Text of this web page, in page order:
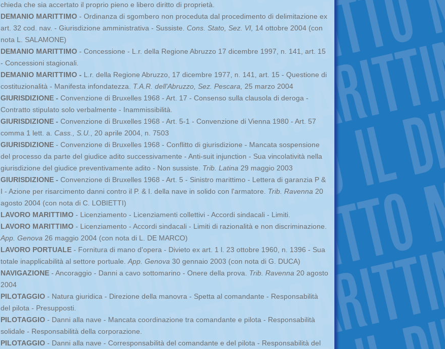
chieda che sia accertato il proprio pieno e libero diritto di proprietà.
DEMANIO MARITTIMO - Ordinanza di sgombero non proceduta dal procedimento di delimitazione ex
art. 32 cod. nav. - Giurisdizione amministrativa - Sussiste. Cons. Stato, Sez. VI, 14 ottobre 2004 (con
nota L. SALAMONE)
DEMANIO MARITTIMO - Concessione - L.r. della Regione Abruzzo 17 dicembre 1997, n. 141, art. 15
- Concessioni stagionali.
DEMANIO MARITTIMO - L.r. della Regione Abruzzo, 17 dicembre 1977, n. 141, art. 15 - Questione di
costituzionalità - Manifesta infondatezza. T.A.R. dell'Abruzzo, Sez. Pescara,
25 marzo 2004
GIURISDIZIONE - Convenzione di Bruxelles 1968 - Art. 17 - Consenso sulla clausola di deroga -
Contratto stipulato solo verbalmente - Inammissibilità.
GIURISDIZIONE - Convenzione di Bruxelles 1968 - Art. 5-1 - Convenzione di Vienna 1980 - Art. 57
comma 1 lett. a. Cass., S.U.
, 20 aprile 2004, n. 7503
GIURISDIZIONE - Convenzione di Bruxelles 1968 - Conflitto di giurisdizione - Mancata sospensione
del processo da parte del giudice adito successivamente - Anti-suit injunction - Sua vincolatività nella
giurisdizione del giudice preventivamente adito - Non sussiste. Trib. Latina 29 maggio 2003
GIURISDIZIONE - Convenzione di Bruxelles 1968 - Art. 5 - Sinistro marittimo - Lettera di garanzia P &
I - Azione per risarcimento danni contro il P. & I. della nave in solido con l'armatore. Trib. Ravenna 20
agosto 2004 (con nota di C. LOBIETTI)
LAVORO MARITTIMO - Licenziamento - Licenziamenti collettivi - Accordi sindacali - Limiti.
LAVORO MARITTIMO - Licenziamento - Accordi sindacali - Limiti di razionalità e non discriminazione.
App. Genova 26 maggio 2004 (con nota di L. DE MARCO)
LAVORO PORTUALE - Fornitura di mano d'opera - Divieto ex art. 1 l. 23 ottobre 1960, n. 1396 - Sua
totale inapplicabilità al settore portuale. App. Genova 30 gennaio 2003 (con nota di G. DUCA)
NAVIGAZIONE - Ancoraggio - Danni a cavo sottomarino - Onere della prova. Trib. Ravenna 20 agosto
2004
PILOTAGGIO - Natura giuridica - Direzione della manovra - Spetta al comandante - Responsabilità
del pilota - Presupposti.
PILOTAGGIO - Danni alla nave - Mancata coordinazione tra comandante e pilota - Responsabilità
solidale - Responsabilità della corporazione.
PILOTAGGIO - Danni alla nave - Corresponsabilità del comandante e del pilota - Responsabilità del